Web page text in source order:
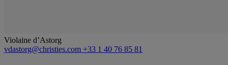
Violaine d’Astorg
vdastorg@christies.com +33 1 40 76 85 81